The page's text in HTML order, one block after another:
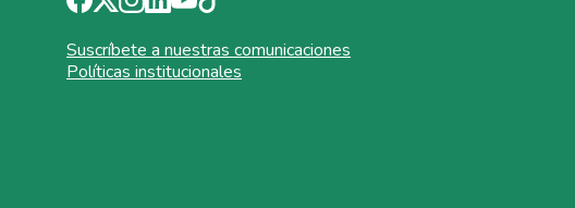
Suscríbete a nuestras comunicaciones
Políticas institucionales